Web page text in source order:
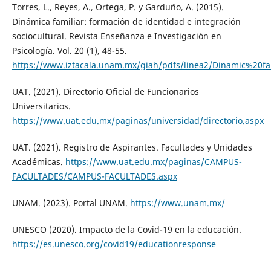
Torres, L., Reyes, A., Ortega, P. y Garduño, A. (2015).
Dinámica familiar: formación de identidad e integración
sociocultural. Revista Enseñanza e Investigación en
Psicología. Vol. 20 (1), 48-55.
https://www.iztacala.unam.mx/giah/pdfs/linea2/
UAT. (2021). Directorio Oficial de Funcionarios
Universitarios.
https://www.uat.edu.mx/paginas/universidad/directorio.aspx
UAT. (2021). Registro de Aspirantes. Facultades y Unidades
Académicas. https://www.uat.edu.mx/paginas/CAMPUS-
FACULTADES/CAMPUS-FACULTADES.aspx
UNAM. (2023). Portal UNAM. https://www.unam.mx/
UNESCO (2020). Impacto de la Covid-19 en la educación.
https://es.unesco.org/covid19/educationresponse